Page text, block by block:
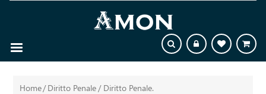
Home/Diritto Penale/ Diritto Penale.